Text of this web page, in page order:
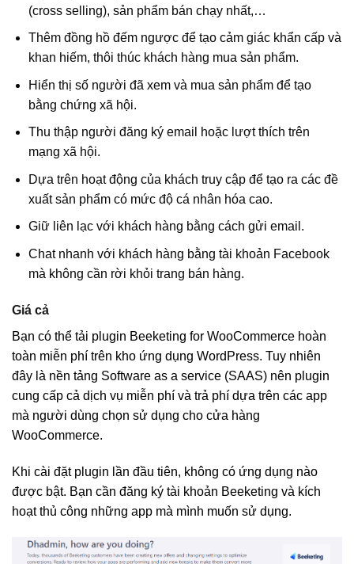
(cross selling), sản phẩm bán chạy nhất,…
Thêm đồng hồ đếm ngược để tạo cảm giác khẩn cấp và
khan hiếm, thôi thúc khách hàng mua sản phẩm.
Hiển thị số người đã xem và mua sản phẩm để tạo
bằng chứng xã hội.
Thu thập người đăng ký email hoặc lượt thích trên
mạng xã hội.
Dựa trên hoạt động của khách truy cập để tạo ra các đề
xuất sản phẩm có mức độ cá nhân hóa cao.
Giữ liên lạc với khách hàng bằng cách gửi email.
Chat nhanh với khách hàng bằng tài khoản Facebook
mà không cần rời khỏi trang bán hàng.
Giá cả
Bạn có thể tải plugin Beeketing for WooCommerce hoàn
toàn miễn phí trên kho ứng dụng WordPress. Tuy nhiên
đây là nền tảng Software as a service (SAAS) nên plugin
cung cấp cả dịch vụ miễn phí và trả phí dựa trên các app
mà người dùng chọn sử dụng cho cửa hàng
WooCommerce.
Khi cài đặt plugin lần đầu tiên, không có ứng dụng nào
được bật. Bạn cần đăng ký tài khoản Beeketing và kích
hoạt thủ công những app mà mình muốn sử dụng.